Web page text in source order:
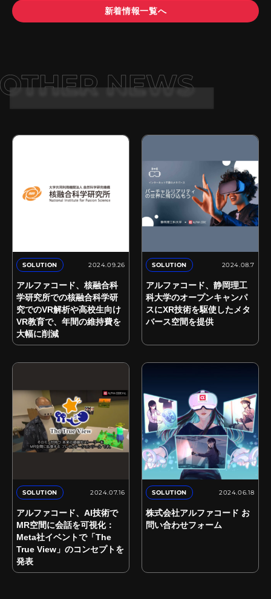
新着情報一覧へ
SOLUTION 2024.09.26
アルファコード、核融合科
学研究所での核融合科学研
究でのVR解析や高校生向け
VR教育で、年間の維持費を
大幅に削減
SOLUTION 2024.08.7
アルファコード、静岡理工
科大学のオープンキャンパ
スにXR技術を駆使したメタ
バース空間を提供
SOLUTION 2024.07.16
アルファコード、AI技術で
MR空間に会話を可視化：
Meta社イベントで「The
True View」のコンセプトを
発表
SOLUTION 2024.06.18
株式会社アルファコード お
問い合わせフォーム